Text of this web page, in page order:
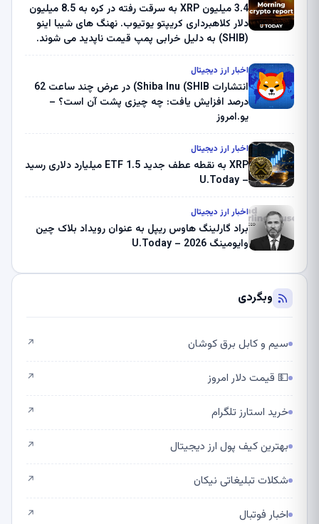
3.4 میلیون XRP به سرقت رفته در کره به 8.5 میلیون
دلار کلاهبرداری کریپتو یوتیوب. نهنگ های شیبا اینو
(SHIB) به دلیل خرابی پمپ قیمت ناپدید می شوند.
ثبت کرد – گزارش کریپتو صبح – U.Today
اخبار ارز دیجیتال
انتشارات Shiba Inu (SHIB) در عرض چند ساعت 62
درصد افزایش یافت: چه چیزی پشت آن است؟ –
یو.امروز
اخبار ارز دیجیتال
XRP به نقطه عطف جدید ETF 1.5 میلیارد دلاری رسید
– U.Today
اخبار ارز دیجیتال
براد گارلینگ هاوس ریپل به عنوان رویداد بلاک چین
وایومینگ 2026 – U.Today
وبگردی
سیم و کابل برق کوشان ↗
💵 قیمت دلار امروز ↗
خرید استارز تلگرام ↗
بهترین کیف پول ارز دیجیتال ↗
شکلات تبلیغاتی نیکان ↗
اخبار فوتبال ↗